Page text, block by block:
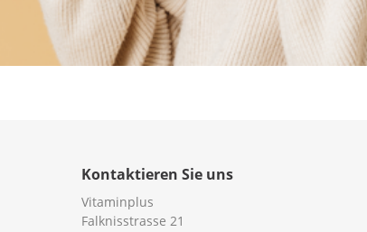
Kontaktieren Sie uns
Vitaminplus
Falknisstrasse 21